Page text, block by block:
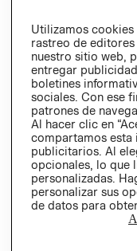
Utilizamos
rastreo de
nuestro sitio web,
entregar
boletines
sociales. Con ese
patrones de
Al hacer clic en
compartamos esta
publicitarios. Al
opcionales, lo que
personalizadas.
personalizar sus
de datos para